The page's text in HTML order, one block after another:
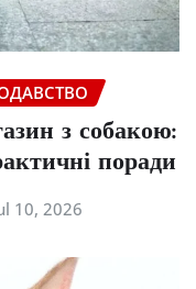
з собакою:
поради
10, 2026